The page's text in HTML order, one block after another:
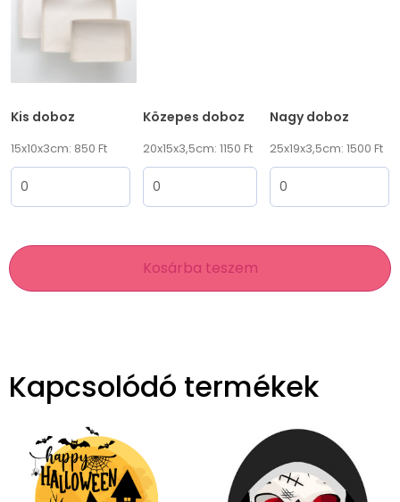
Kis doboz
15x10x3cm: 850 Ft
Közepes doboz
20x15x3,5cm: 1150 Ft
Nagy doboz
25x19x3,5cm: 1500 Ft
Kosárba teszem
Kapcsolódó termékek